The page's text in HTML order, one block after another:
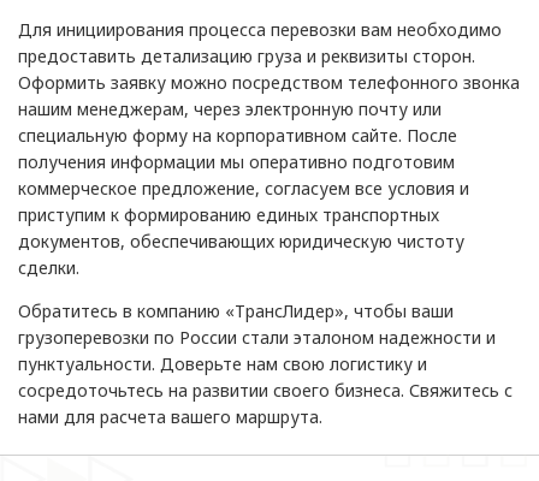
Для инициирования процесса перевозки вам необходимо
предоставить детализацию груза и реквизиты сторон.
Оформить заявку можно посредством телефонного звонка
нашим менеджерам, через электронную почту или
специальную форму на корпоративном сайте. После
получения информации мы оперативно подготовим
коммерческое предложение, согласуем все условия и
приступим к формированию единых транспортных
документов, обеспечивающих юридическую чистоту
сделки.
Обратитесь в компанию «ТрансЛидер», чтобы ваши
грузоперевозки по России стали эталоном надежности и
пунктуальности. Доверьте нам свою логистику и
сосредоточьтесь на развитии своего бизнеса. Свяжитесь с
нами для расчета вашего маршрута.